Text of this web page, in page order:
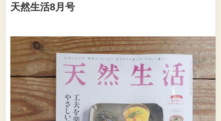
天然生活8月号